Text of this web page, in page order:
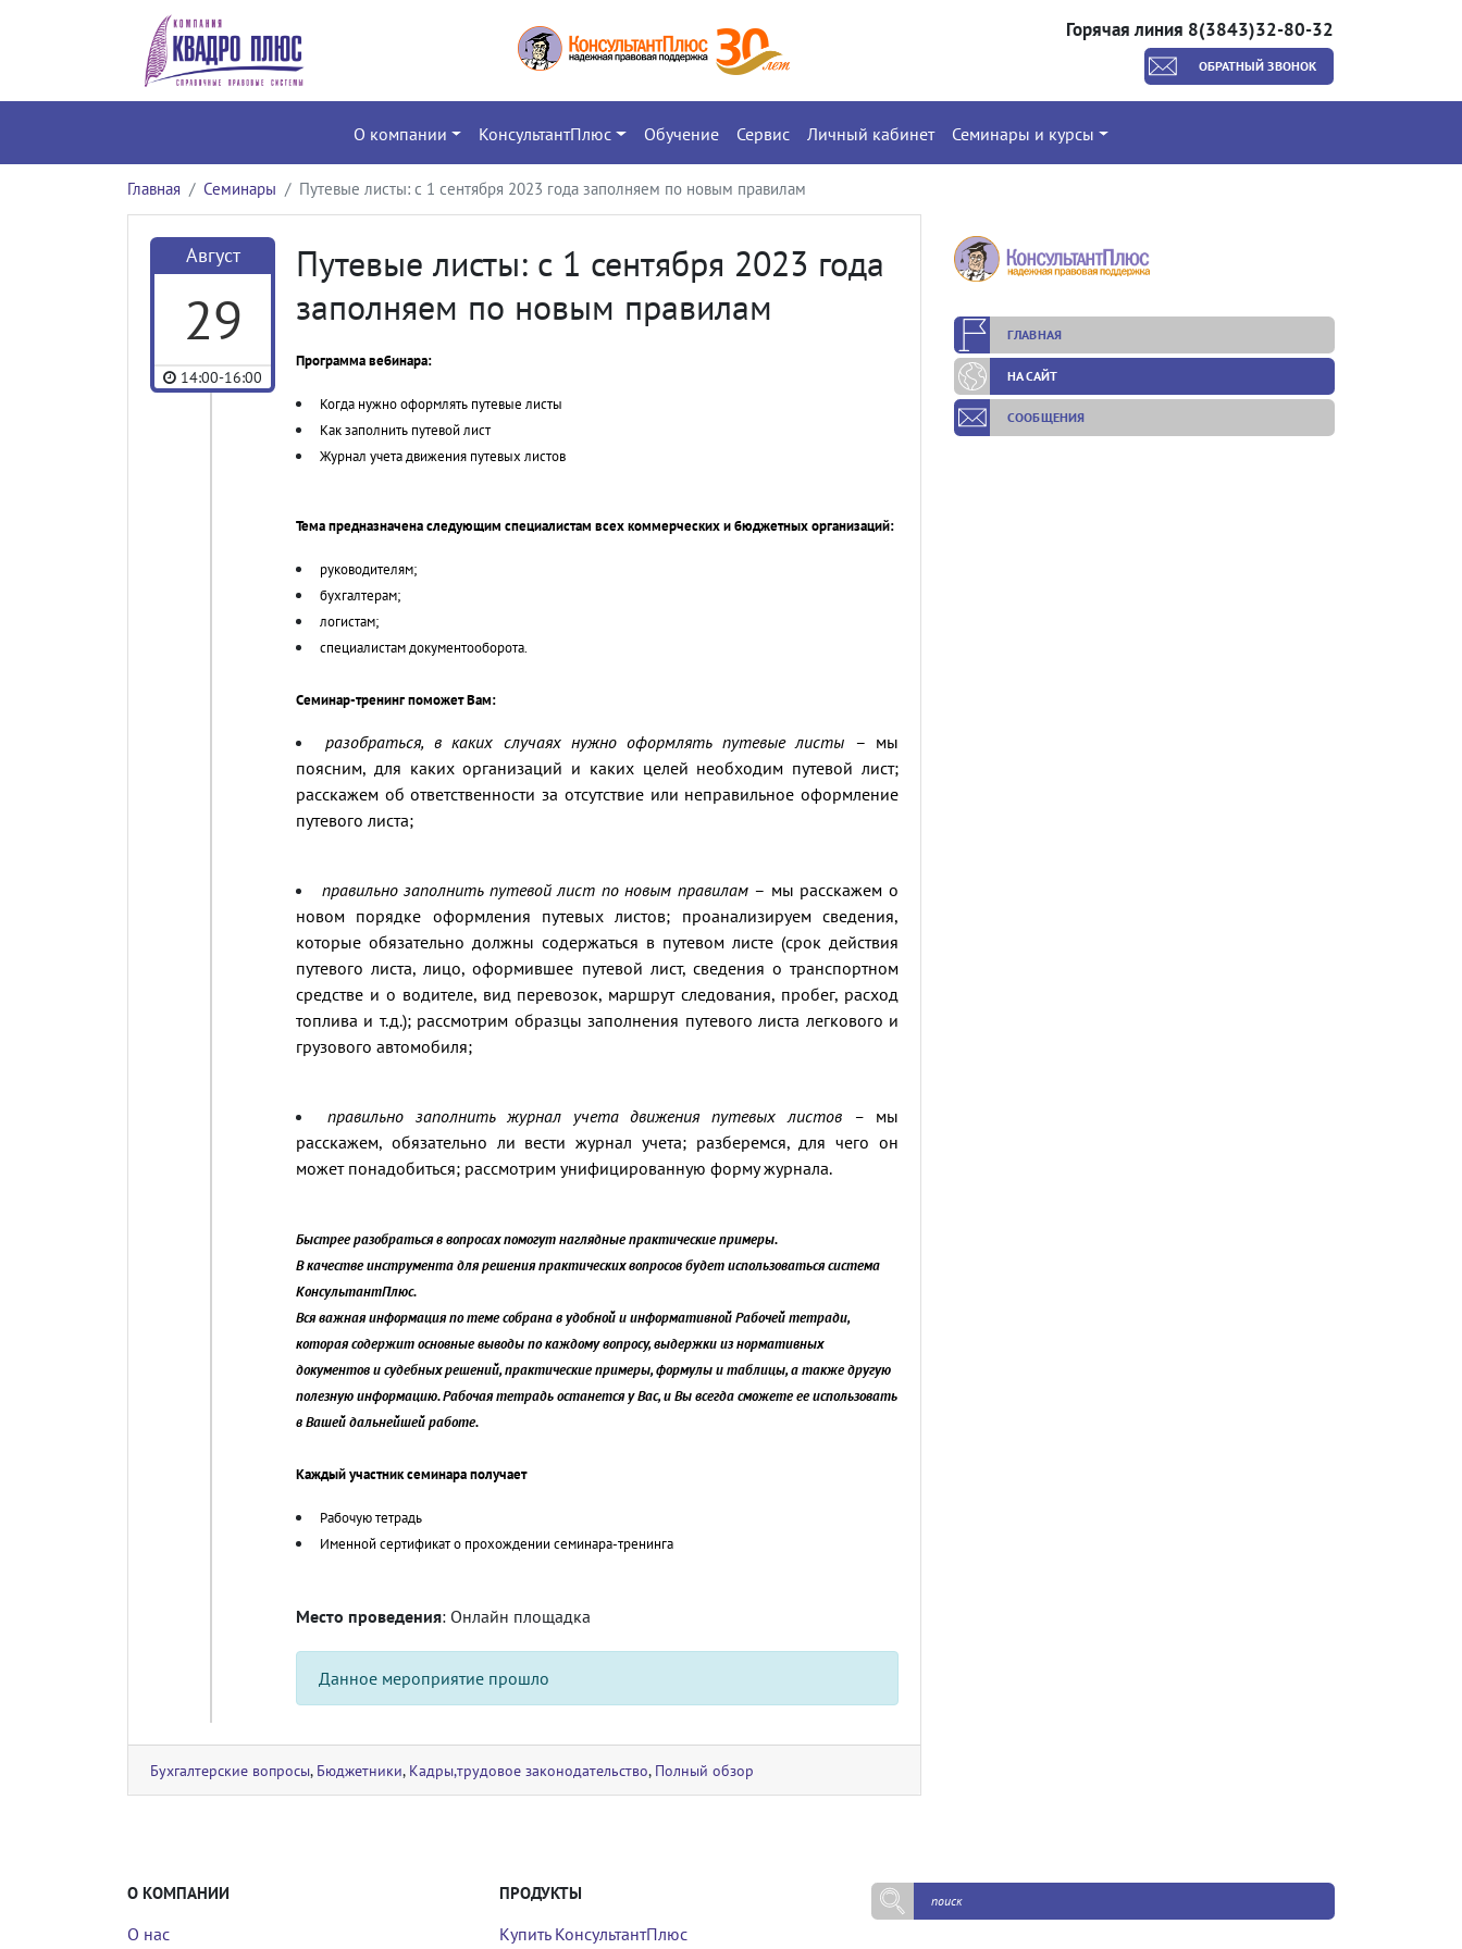
Горячая линия 8(3843)32-80-32
ОБРАТНЫЙ ЗВОНОК
О компании КонсультантПлюс Обучение Сервис Личный кабинет Семинары и курсы
Главная Семинары Путевые листы: с 1 сентября 2023 года заполняем по новым правилам
Август
29
14:00-16:00
Путевые листы: с 1 сентября 2023 года
заполняем по новым правилам
Программа вебинара:
Когда нужно оформлять путевые листы
Как заполнить путевой лист
Журнал учета движения путевых листов
Тема предназначена следующим специалистам всех коммерческих и бюджетных организаций:
руководителям;
бухгалтерам;
логистам;
специалистам документооборота.
Семинар-тренинг поможет Вам:
разобраться, в каких случаях нужно оформлять путевые листы – мы
поясним, для каких организаций и каких целей необходим путевой лист;
расскажем об ответственности за отсутствие или неправильное оформление
путевого листа;
правильно заполнить путевой лист по новым правилам – мы расскажем о
новом порядке оформления путевых листов; проанализируем сведения,
которые обязательно должны содержаться в путевом листе (срок действия
путевого листа, лицо, оформившее путевой лист, сведения о транспортном
средстве и о водителе, вид перевозок, маршрут следования, пробег, расход
топлива и т.д.); рассмотрим образцы заполнения путевого листа легкового и
грузового автомобиля;
правильно заполнить журнал учета движения путевых листов – мы
расскажем, обязательно ли вести журнал учета; разберемся, для чего он
может понадобиться; рассмотрим унифицированную форму журнала.
Быстрее разобраться в вопросах помогут наглядные практические примеры.
В качестве инструмента для решения практических вопросов будет использоваться система
КонсультантПлюс.
Вся важная информация по теме собрана в удобной и информативной Рабочей тетради,
которая содержит основные выводы по каждому вопросу, выдержки из нормативных
документов и судебных решений, практические примеры, формулы и таблицы, а также другую
полезную информацию. Рабочая тетрадь останется у Вас, и Вы всегда сможете ее использовать
в Вашей дальнейшей работе.
Каждый участник семинара получает
Рабочую тетрадь
Именной сертификат о прохождении семинара-тренинга
Место проведения: Онлайн площадка
Данное мероприятие прошло
Бухгалтерские вопросы, Бюджетники, Кадры,трудовое законодательство, Полный обзор
ГЛАВНАЯ
НА САЙТ
СООБЩЕНИЯ
О КОМПАНИИ
О нас
ПРОДУКТЫ
Купить КонсультантПлюс